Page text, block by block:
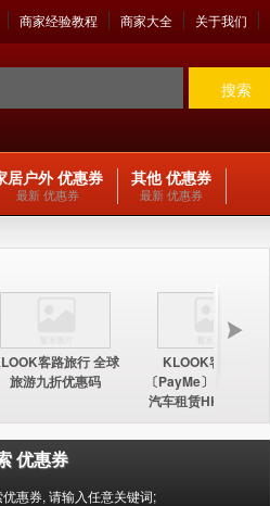
关于我们
商家大全
商家经验教程
搜索
居户外 优惠券
最新 优惠券
其他 优惠券
最新 优惠券
客路旅行 全球
旅游九折优惠码
KLOOK客路旅行
〔PayMe〕环球酒店及
汽车租赁HK$100折扣
优惠码
优惠券
惠券, 请输入任意关键词;